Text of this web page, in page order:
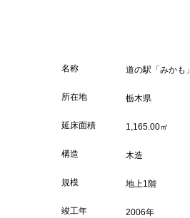
名称 道の駅「みかも」
所在地 栃木県
延床面積 1,165.00㎡
構造 木造
規模 地上1階
竣工年 2006年